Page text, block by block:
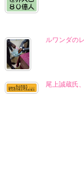
ルワンダの
尾上誠蔵氏